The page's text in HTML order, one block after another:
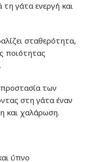
τη γάτα ενεργή και
σταθερότητα,
ποιότητας
των
στη γάτα έναν
και χαλάρωση.
ύπνο